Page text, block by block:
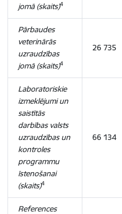
jomā (skaits)4
Pārbaudes
veterinārās
uzraudzības
jomā (skaits)4
26 735
Laboratoriskie
izmeklējumi un
saistītās
darbības valsts
uzraudzības un
kontroles
programmu
īstenošanai
(skaits)4
66 134
References